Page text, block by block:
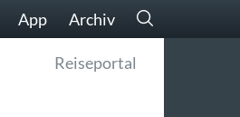
App Archiv
Reiseportal